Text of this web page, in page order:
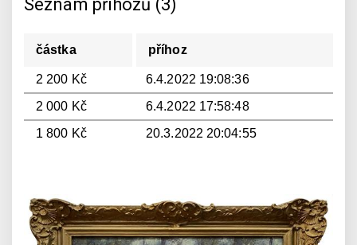
Seznam příhozů (3)
částka příhoz
2 200 Kč
6.4.2022 19:08:36
2 000 Kč
6.4.2022 17:58:48
1 800 Kč
20.3.2022 20:04:55